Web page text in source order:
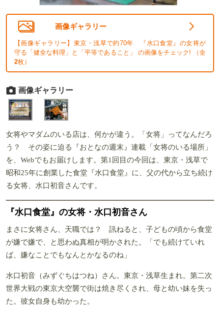
画像ギャラリー
【画像ギャラリー】東京・浅草で約70年 『水口食堂』の女将が
守る「健全な料理」と「平等であること」 の画像をチェック! （全
2枚）
画像ギャラリー
女将やマダムのいる店は、何かが違う。「女将」ってなんだろ
う？ その姿に迫る『おとなの週末』連載「女将のいる場所」
を、Webでもお届けします。第1回目の今回は、東京・浅草で
昭和25年に創業した食堂『水口食堂』に、父の代から立ち続け
る女将、水口初音さんです。
『水口食堂』の女将・水口初音さん
まさに女将さん、天職では？ 訊ねると、子どもの頃から食堂
が嫌で嫌で、と思わぬ真相が明かされた。「でも続けていれ
ば、嫌なことでもなんとかなるのね」
水口初音（みずぐちはつね）さん。東京・浅草生まれ。第二次
世界大戦の東京大空襲で街は焼き尽くされ、母と幼い妹を失っ
た。彼女自身も幼かった。